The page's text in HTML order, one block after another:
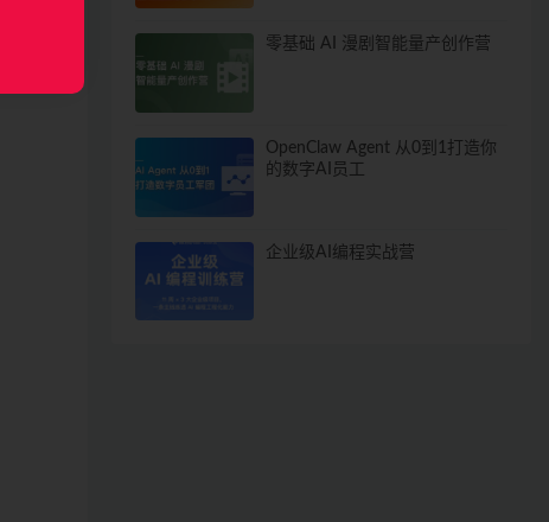
零基础 AI 漫剧智能量产创作营
OpenClaw Agent 从0到1打造你
的数字AI员工
企业级AI编程实战营